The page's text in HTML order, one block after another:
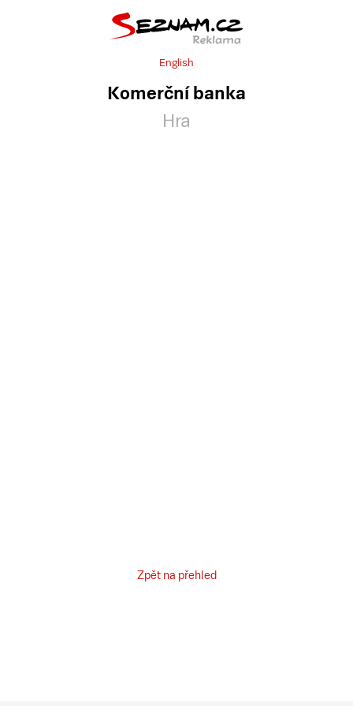
English
Komerční banka
Hra
Zpět na přehled